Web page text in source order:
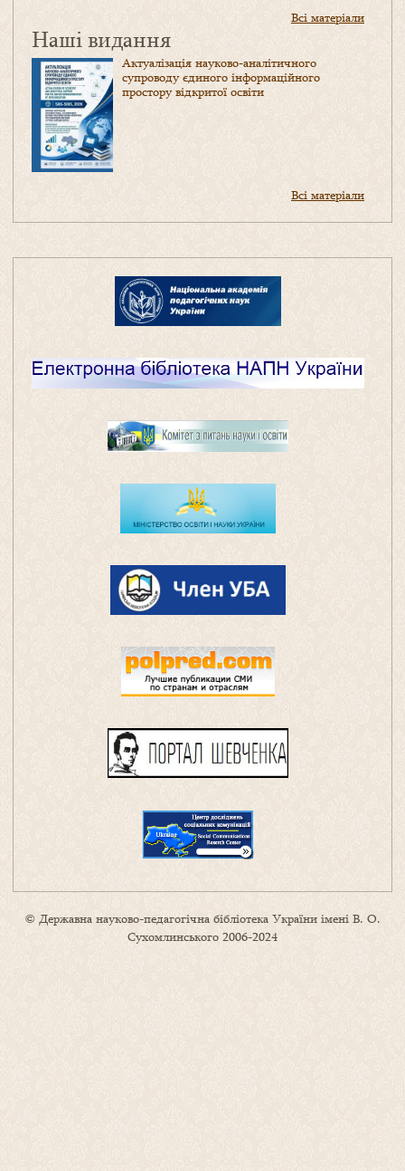
Всі матеріали
Наші видання
Актуалізація науково-аналітичного
супроводу єдиного інформаційного
простору відкритої освіти
Всі матеріали
© Державна науково-педагогічна бібліотека України імені В. О.
Сухомлинського 2006-2024